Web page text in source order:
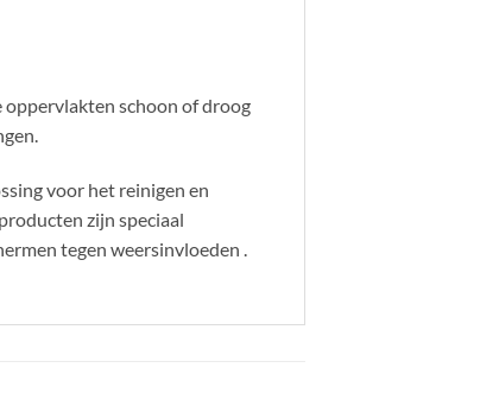
oppervlakten schoon of droog
voor het reinigen en
zijn speciaal
tegen weersinvloeden .